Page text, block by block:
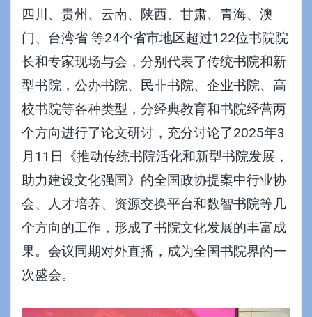
四川、贵州、云南、陕西、甘肃、青海、澳
门、台湾省 等24个省市地区超过122位书院院
长和专家现场与会，分别代表了传统书院和新
型书院，公办书院、民非书院、企业书院、高
校书院等各种类型，分经典教育和书院经营两
个方向进行了论文研讨，充分讨论了2025年3
月11日
《推动传统书院活化和新型书院发展，
助力建设文化强国》 的全国政协提案中行业协
会、人才培养、 资源交换平台和数智书院等几
个方向的工作，形成了书院文化发展的丰富成
果。会议同期对外直播，成为全国书院界的一
次盛会。